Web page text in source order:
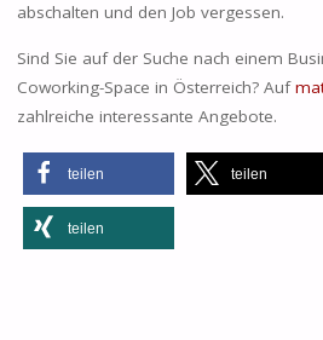
abschalten und den Job vergessen.
Sind Sie auf der Suche nach einem
Coworking-Space in Österreich? Auf
zahlreiche interessante Angebote.
teilen teilen
teilen